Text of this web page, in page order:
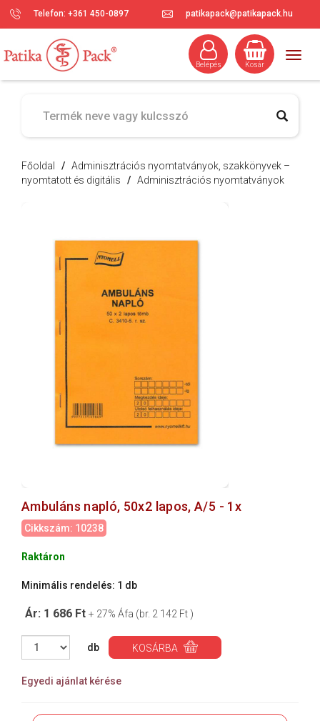
Telefon: +361 450-0897 patikapack@patikapack.hu
Kosár
Belépés
Főoldal / Adminisztrációs nyomtatványok, szakkönyvek –
nyomtatott és digitális / Adminisztrációs nyomtatványok
Ambuláns napló, 50x2 lapos, A/5 - 1x
Cikkszám: 10238
Raktáron
Minimális rendelés: 1 db
Ár: 1 686 Ft + 27% Áfa (br. 2 142 Ft )
db KOSÁRBA
Egyedi ajánlat kérése